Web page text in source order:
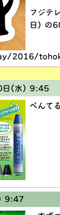
フジテ
日) の
2016/
(水) 9:45
ぺんて
9:47